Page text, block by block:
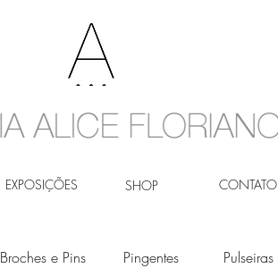
EXPOSIÇÕES SHOP CONTATO
Broches e Pins Pingentes Pulseiras